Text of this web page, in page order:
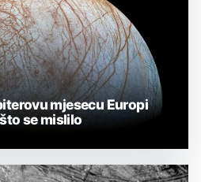
mjesecu Europi
se mislilo